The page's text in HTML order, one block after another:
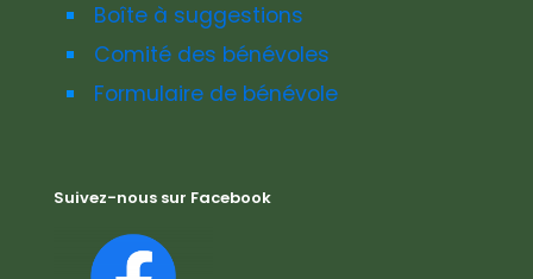
Boîte à suggestions
Comité des bénévoles
Formulaire de bénévole
Suivez-nous sur Facebook